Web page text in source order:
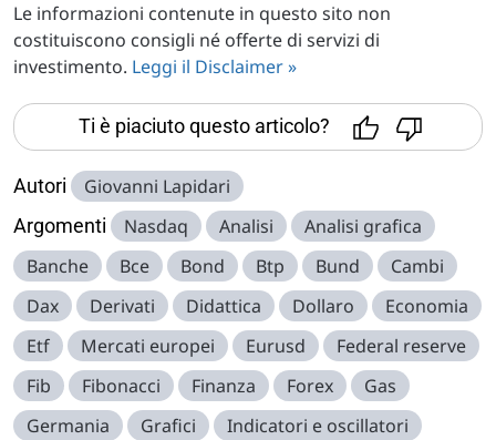
Le informazioni contenute in questo sito non
costituiscono consigli né offerte di servizi di
investimento. Leggi il Disclaimer »
Ti è piaciuto questo articolo?
Autori Giovanni Lapidari
Argomenti Nasdaq Analisi
Analisi grafica
Banche
Bce Bond Btp Bund
Cambi
Dax
Derivati Didattica Dollaro
Economia
Etf
Mercati europei Eurusd
Federal reserve
Fib
Fibonacci Finanza Forex
Gas
Germania
Grafici
Indicatori e oscillatori